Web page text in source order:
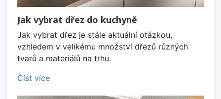
Jak vybrat dřez do kuchyně
Jak vybrat dřez je stále aktuální otázkou,
vzhledem v velikému množství dřezů různých
tvarů a materiálů na trhu.
Číst více